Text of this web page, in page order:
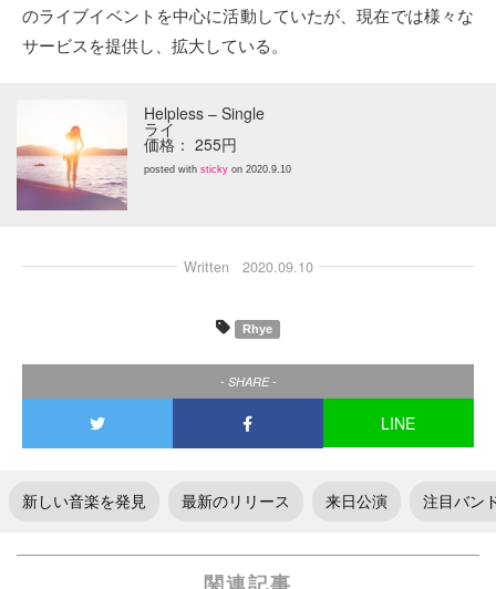
のライブイベントを中心に活動していたが、現在では様々な
サービスを提供し、拡大している。
Helpless – Single
ライ
価格： 255円
posted with sticky on 2020.9.10
Written 2020.09.10
Rhye
- SHARE -
LINE
新しい音楽を発見 最新のリリース 来日公演 注目バン
関連記事